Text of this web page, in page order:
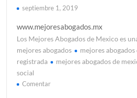
septiembre 1, 2019
www.mejoresabogados.mx
Los Mejores Abogados de Mexico es
mejores abogados
mejores
registrada
mejores abogados de
social
Comentaren